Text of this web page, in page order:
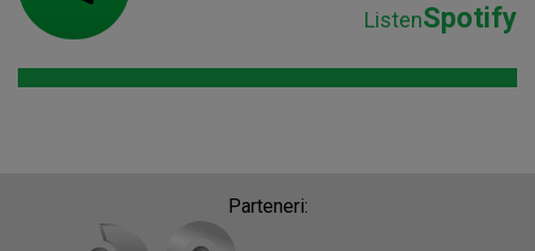
ListenSpotify
Parteneri: